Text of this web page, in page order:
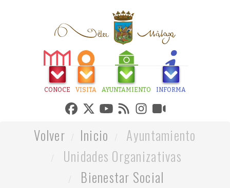
CONOCE VISITA AYUNTAMIENTO INFORMA
Volver Inicio
Ayuntamiento
Unidades Organizativas
Bienestar Social